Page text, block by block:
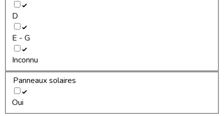
D
E - G
Inconnu
Panneaux solaires
Oui